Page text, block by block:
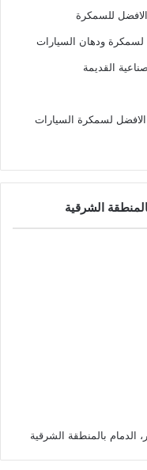
للسمكرة
ودهان السيارات
القديمة
لسمكرة السيارات
الشرقية
بالمنطقة الشرقية